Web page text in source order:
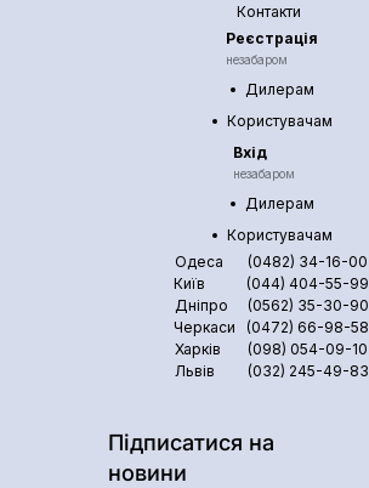
Контакти
Реєстрація
незабаром
Дилерам
Користувачам
Вхід
незабаром
Дилерам
Користувачам
Одеса
(0482) 34-16-00
Київ
(044) 404-55-99
Дніпро
(0562) 35-30-90
Черкаси
(0472) 66-98-58
Харків
(098) 054-09-10
Львів
(032) 245-49-83
Підписатися на
новини